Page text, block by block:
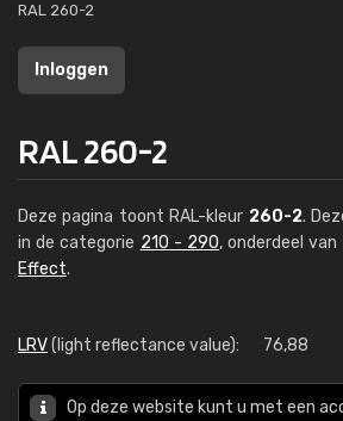
RAL 260-2
Inloggen
RAL 260-2
Deze pagina toont RAL-kleur 260-2.
in de categorie 210 - 290, onderdeel
Effect.
LRV(light reflectance value): 76,88
Op deze website kunt u met een